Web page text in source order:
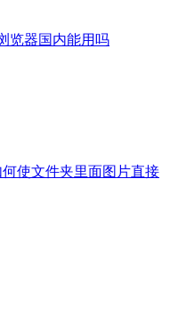
览器国内能用吗
使文件夹里面图片直接